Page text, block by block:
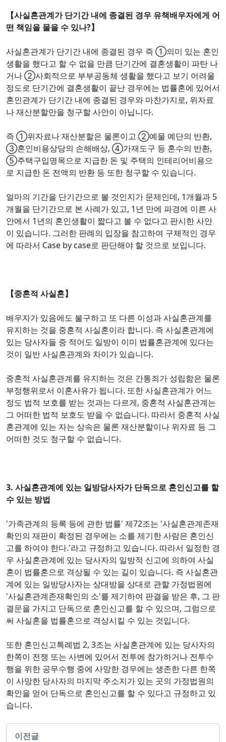
【사실혼관계가 단기간 내에 종결된 경우 유책배우자에게 어
떤 책임을 물을 수 있나?】
사실혼관계가 단기간 내에 종결된 경우 즉 ①의미 있는 혼인
생활을 했다고 할 수 없을 만큼 단기간에 결혼생활이 파탄 나
거나 ②사회적으로 부부공동체 생활을 했다고 보기 어려울
정도로 단기간에 결혼생활이 끝난 경우에는 법률혼에 있어서
혼인관계가 단기간 내에 종결된 경우와 마찬가지로, 위자료
나 재산분할만을 청구할 사안이 아닙니다.
즉 ①위자료나 재산분할은 물론이고 ②예물 예단의 반환,
③혼인비용상당의 손해배상, ④가재도구 등 혼수의 반환,
⑤주택구입명목으로 지급한 돈 및 주택의 인테리어비용으
로 지급한 돈 전액의 반환 등 또한 청구할 수 있습니다.
얼마의 기간을 단기간으로 볼 것인지가 문제인데, 1개월과 5
개월을 단기간으로 본 사례가 있고, 1년 만에 파경에 이른 사
안에서 1년의 혼인생활이 짧다고 볼 수 없다고 판시한 사안
이 있습니다. 그러한 판례의 입장을 참고하여 구체적인 경우
에 따라서 Case by case로 판단해야 할 것으로 보입니다.
【중혼적 사실혼】
배우자가 있음에도 불구하고 또 다른 이성과 사실혼관계를
유지하는 것을 중혼적 사실혼이라 합니다. 즉 사실혼관계에
있는 당사자들 중 적어도 일방이 이미 법률혼관계에 있다는
것이 일반 사실혼관계와 차이가 있습니다.
중혼적 사실혼관계를 유지하는 것은 간통죄가 성립함은 물론
부정행위로서 이혼사유가 됩니다. 또한 사실혼관계가 어느
정도 법적 보호를 받는 것과는 다르게, 중혼적 사실혼관계는
그 어떠한 법적 보호도 받을 수 없습니다. 따라서 중혼적 사실
혼관계에 있는 자는 상속은 물론 재산분할이나 위자료 등 그
어떠한 것도 청구할 수 없습니다.
3. 사실혼관계에 있는 일방당사자가 단독으로 혼인신고를 할
수 있는 방법
'가족관계의 등록 등에 관한 법률' 제72조는 '사실혼관계존재
확인의 재판이 확정된 경우에는 소를 제기한 사람은 혼인신
고를 하여야 한다.'라고 규정하고 있습니다. 따라서 일정한 경
우 사실혼관계에 있는 당사자의 일방적 신고에 의하여 사실
혼이 법률혼으로 격상될 수 있는 길이 있습니다. 즉 사실혼관
계에 있는 일방당사자는 상대방을 상대로 관할 가정법원에
'사실혼관계존재확인의 소'를 제기하여 판결을 받은 후, 그 판
결문을 가지고 단독으로 혼인신고를 할 수 있으며, 그럼으로
써 사실혼을 법률혼으로 격상시킬 수 있는 것입니다.
또한 혼인신고특례법 2, 3조는 사실혼관계에 있는 당사자의
한쪽이 전쟁 또는 사변에 있어서 전투에 참가하거나 전투수
행을 위한 공무수행 중에 사망한 경우에는 생존한 다른 한쪽
이 사망한 당사자의 마지막 주소지가 있는 곳의 가정법원의
확인을 얻어 단독으로 혼인신고를 할 수 있다고 규정하고 있
습니다.
이전글